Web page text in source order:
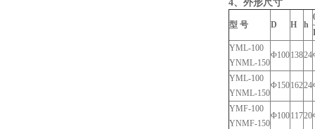
4、外形尺寸
型 号 D H h
YML-100
YNML-150
Φ10013824
YML-100
YNML-150
Φ15016224
YMF-100
YNMF-150
Φ10011720